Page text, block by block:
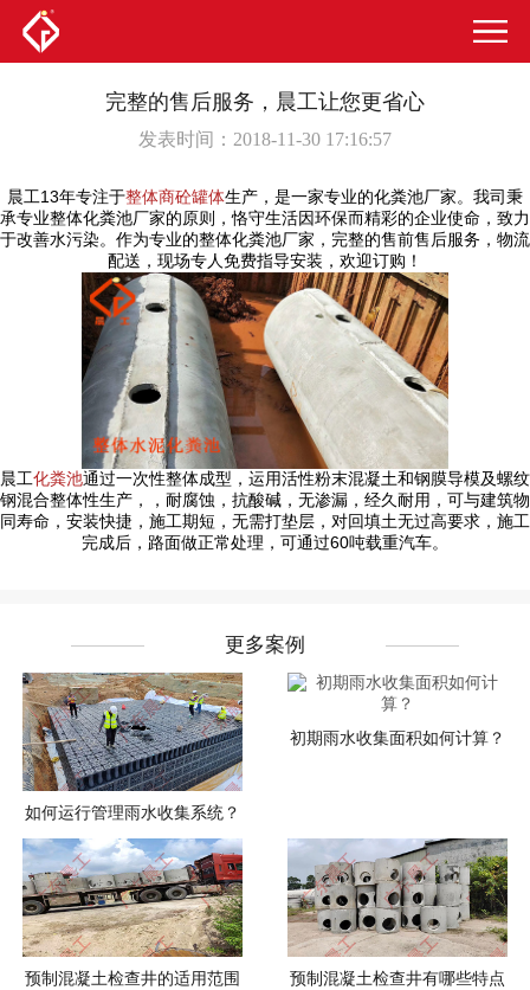
完整的售后服务，晨工让您更省心
发表时间：2018-11-30 17:16:57
晨工13年专注于整体商砼罐体生产，是一家专业的化粪池厂家。我司秉
承专业整体化粪池厂家的原则，恪守生活因环保而精彩的企业使命，致力
于改善水污染。作为专业的整体化粪池厂家，完整的售前售后服务，物流
配送，现场专人免费指导安装，欢迎订购！
晨工化粪池通过一次性整体成型，运用活性粉末混凝土和钢膜导模及螺纹
钢混合整体性生产，，耐腐蚀，抗酸碱，无渗漏，经久耐用，可与建筑物
同寿命，安装快捷，施工期短，无需打垫层，对回填土无过高要求，施工
完成后，路面做正常处理，可通过60吨载重汽车。
更多案例
如何运行管理雨水收集系统？
初期雨水收集面积如何计算？
预制混凝土检查井的适用范围
预制混凝土检查井有哪些特点